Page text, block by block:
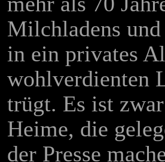
Milchladens
in ein privates
wohlverdienten
trügt. Es ist
Heime, die
der Presse